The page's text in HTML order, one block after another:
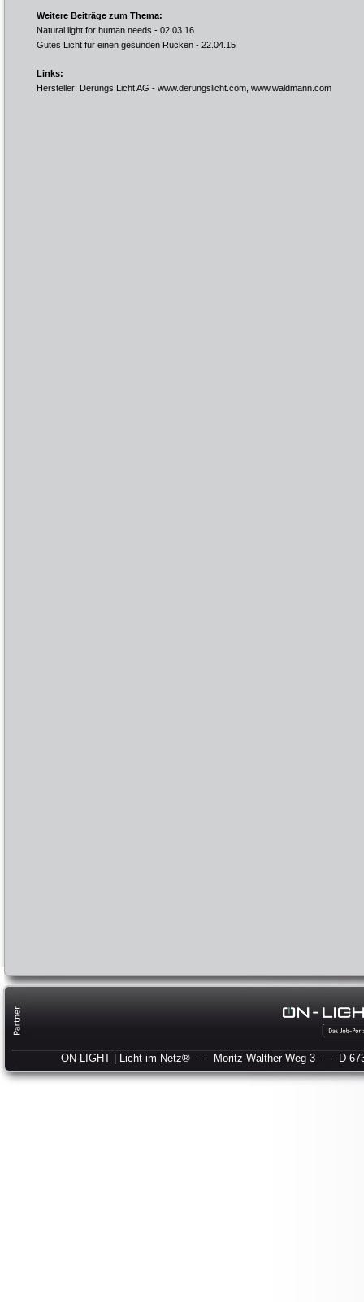
Weitere Beiträge zum Thema:
Natural light for human needs - 02.03.16
Gutes Licht für einen gesunden Rücken - 22.04.15
Links:
Hersteller: Derungs Licht AG - www.derungslicht.com www.waldmann.com
ON-LIGHT | Licht im Netz® — Moritz-Walther-Weg 3 — D-